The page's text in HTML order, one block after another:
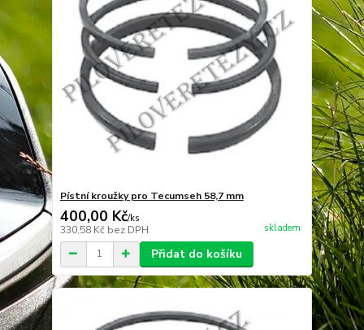
Pístní kroužky pro Tecumseh 58,7 mm
400,00 Kč/ks
330,58 Kč bez DPH skladem
Přidat do košíku